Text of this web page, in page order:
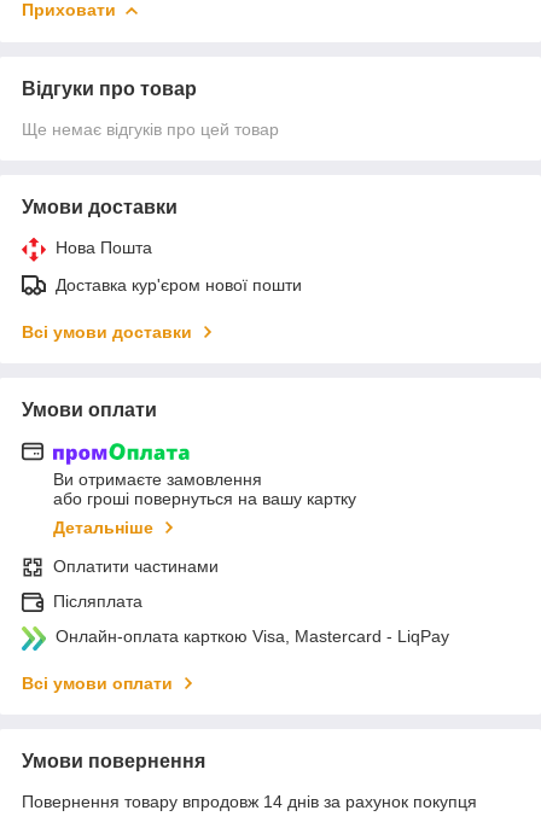
Приховати
Відгуки про товар
Ще немає відгуків про цей товар
Умови доставки
Нова Пошта
Доставка кур'єром нової пошти
Всі умови доставки
Умови оплати
Ви отримаєте замовлення
або гроші повернуться на вашу картку
Детальніше
Оплатити частинами
Післяплата
Онлайн-оплата карткою Visa, Mastercard - LiqPay
Всі умови оплати
Умови повернення
Повернення товару впродовж 14 днів за рахунок покупця